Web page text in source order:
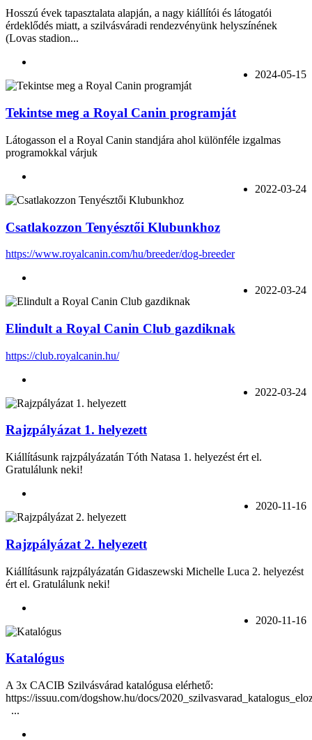
Hosszú évek tapasztalata alapján, a nagy kiállítói és látogatói
érdeklődés miatt, a szilvásváradi rendezvényünk helyszínének
(Lovas stadion...
2024-05-15
Tekintse meg a Royal Canin programját
Látogasson el a Royal Canin standjára ahol különféle izgalmas
programokkal várjuk
2022-03-24
Csatlakozzon Tenyésztői Klubunkhoz
https://www.royalcanin.com/hu/breeder/dog-breeder
2022-03-24
Elindult a Royal Canin Club gazdiknak
https://club.royalcanin.hu/
2022-03-24
Rajzpályázat 1. helyezett
Kiállításunk rajzpályázatán Tóth Natasa 1. helyezést ért el.
Gratulálunk neki!
2020-11-16
Rajzpályázat 2. helyezett
Kiállításunk rajzpályázatán Gidaszewski Michelle Luca 2. helyezést
ért el. Gratulálunk neki!
2020-11-16
Katalógus
A 3x CACIB Szilvásvárad katalógusa elérhető:
https://issuu.com/dogshow.hu/docs/
...